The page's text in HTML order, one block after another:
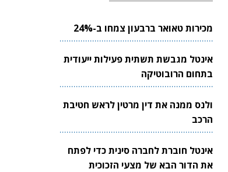
מכירות טאואר ברבעון צמחו ב-24%
אינטל מגבשת תשתית פעילות ייעודית
בתחום הרובוטיקה
ולנס ממנה את דין מרטין לראש חטיבת
הרכב
אינטל חוברת לחברה סינית כדי לפתח
את הדור הבא של מצעי הזכוכית